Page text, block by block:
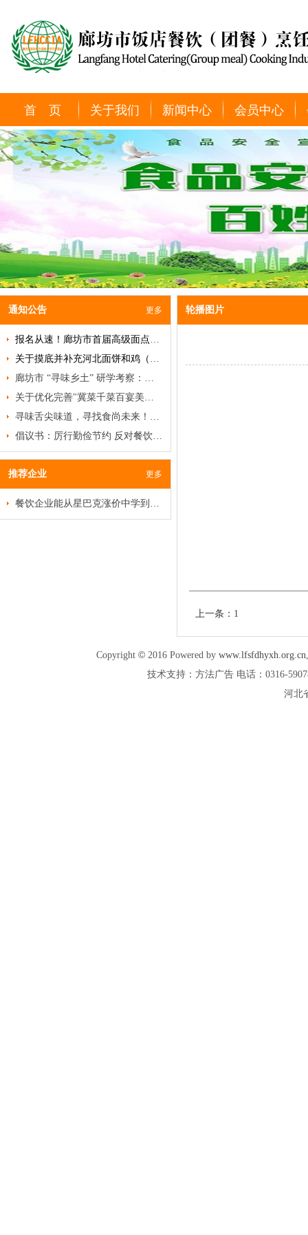
首 页 关于我们 新闻中心 会员中心
通知公告 更多
报名从速！廊坊市首届高级面点研修班即将开班！
关于摸底并补充河北面饼和鸡（禽）类名品、名吃、名菜的通知
廊坊市 “寻味乡土” 研学考察：破局餐饮低迷，挖掘乡土菜商机
关于优化完善"冀菜千菜百宴美食名录"及甄选推荐"河北冀菜百菜百品"活动的通知
寻味舌尖味道，寻找食尚未来！特色食材品鉴沙龙邀您赴约
倡议书：厉行勤俭节约 反对餐饮浪费
推荐企业 更多
餐饮企业能从星巴克涨价中学到什么？
轮播图片
上一条： 1
Copyright © 2016 Powered by www.lfsfdhyxh.org.cn
技术支持：方法广告 电话：0316-
河北